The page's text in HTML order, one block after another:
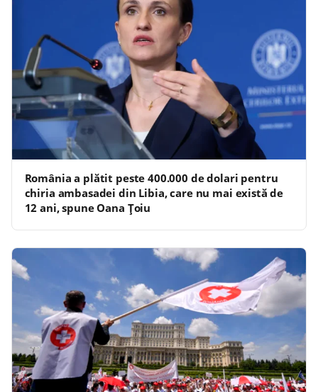
România a plătit peste 400.000 de dolari pentru
chiria ambasadei din Libia, care nu mai există de
12 ani, spune Oana Țoiu